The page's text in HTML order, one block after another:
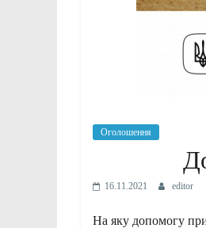
Оголошення
16.11.2021 editor
На яку допомогу